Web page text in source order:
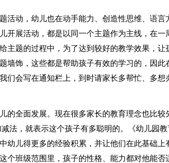
活动，幼儿也在动手能力、创造性思维、语言
开展活动，都是以同一个主题作为主线，在一
主题的过程中，为了达到较好的教学效果，
墙饰，这些都是帮助孩子有效的学习的，因
们会写在通知栏上，到时请家长多帮忙、多想
的全面发展。现在很多家长的教育理念也比
法，就表示这个孩子有多聪明的。《幼儿园
幼儿得更多的经验积累，并让他们在此基础上
个班级范围里，孩子的性格、能力都对他能